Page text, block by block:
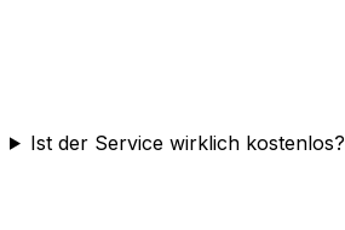
Ist der Service wirklich kostenlos?